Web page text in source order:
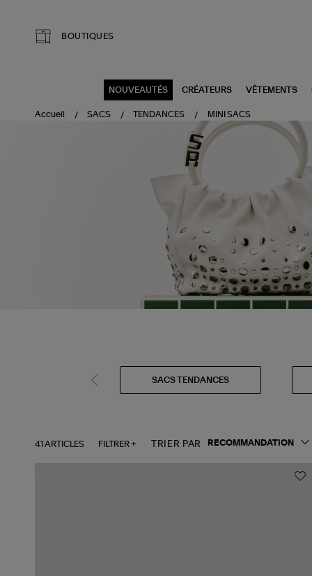
BOUTIQUES
NOUVEAUTÉS CRÉATEURS VÊTEMENTS
Accueil SACS TENDANCES MINI SACS
SACS TENDANCES
41 ARTICLES FILTRER + TRIER PAR